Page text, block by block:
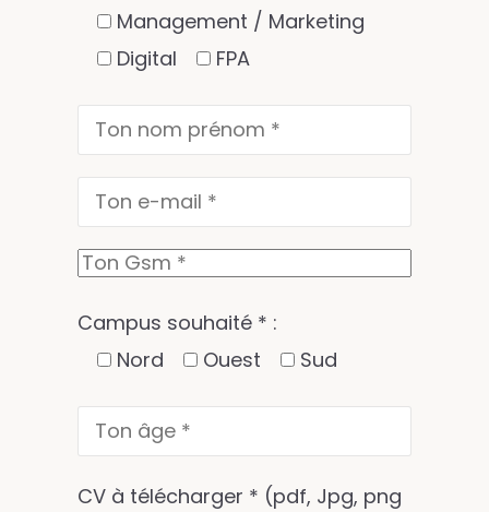
Management / Marketing
Digital
FPA
Campus souhaité * :
Nord
Ouest Sud
CV à télécharger * (pdf, Jpg, png